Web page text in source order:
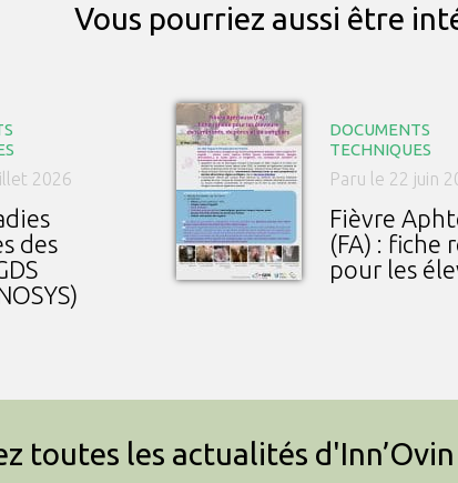
Vous pourriez aussi être
2026
des
DOCUMENTS
TECHNIQUES
Paru le 22 juin
Fièvre
(FA) : fiche
pour les
toutes les actualités d'Inn’Ovin